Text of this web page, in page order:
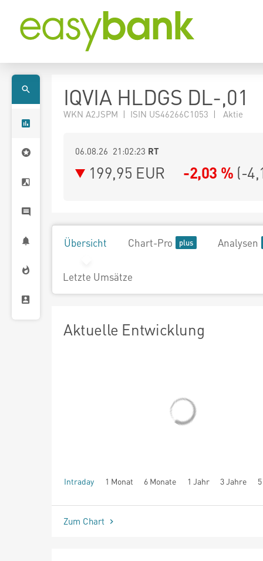
IQVIA HLDGS DL-,01
WKN A2JSPM | ISIN US46266C1053 | Aktie
06.08.26 21:02:23 RT
199,95 EUR -2,03 % (-
Übersicht Chart-Pro Analysen
Letzte Umsätze
Aktuelle Entwicklung
Intraday 1 Monat 6 Monate 1 Jahr 3 Jahre
seit Beginn
Zum Chart